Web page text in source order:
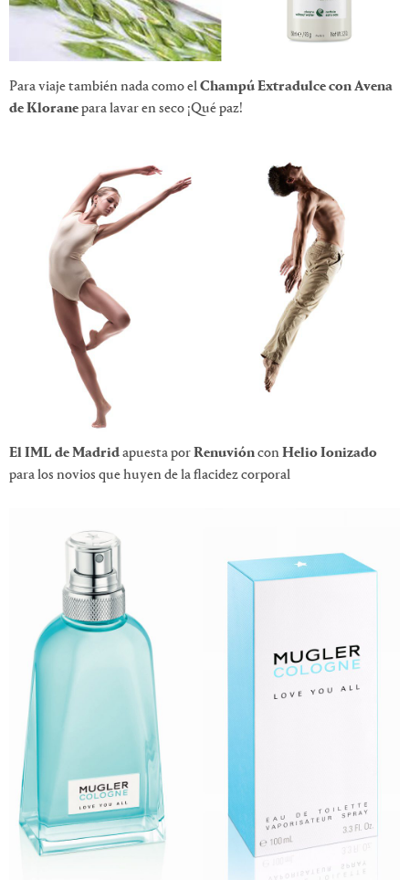
Para viaje también nada como elChampú Extradulce con Avena
de Kloranepara lavar en seco ¡Qué paz!
El IML de Madridapuesta porRenuviónconHelio Ionizado
para los novios que huyen de la flacidez corporal